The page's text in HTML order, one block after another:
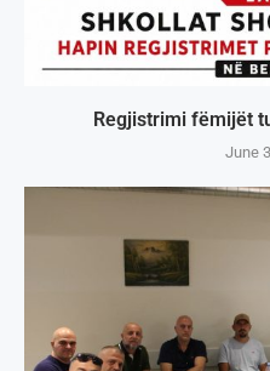
Regjistrimi fëmijët
June